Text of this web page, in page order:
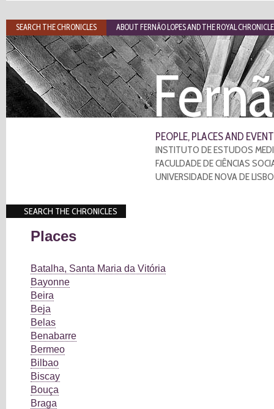
PEOPLE, PLACES AND
INSTITUTO DE ESTUDOS
FACULDADE DE CIÊNCIAS
UNIVERSIDADE NOVA DE
SEARCH THE CHRONICLES
Places
Batalha, Santa Maria da Vitória
Bayonne
Beira
Beja
Belas
Benabarre
Bermeo
Bilbao
Biscay
Bouça
Braga
SEARCH THE CHRONICLES ABOUT FERNÃO LOPES AND THE ROYAL